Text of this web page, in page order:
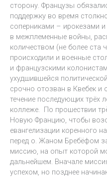
сторону. Французы
поддержку во время
соперниками – ирокезами
в межплеменные войны,
количеством (не более ста
происходили и военные
и французскими
ухудшившейся
срочно отозван в Квебек и
течение последующих трёх
коллеже. По прошествии
Новую Францию, чтобы
евангелизации коренного
перед о. Жаном Бребёфом
миссию, на опыт которой
дальнейшем. Вначале
успехом, но позднее